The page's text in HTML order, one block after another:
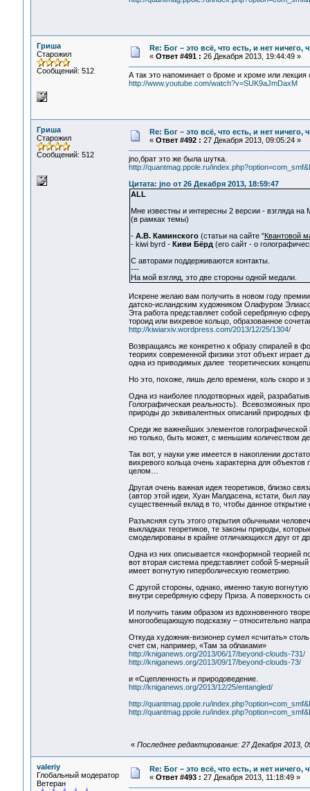
Гриша
Старожил
Сообщений: 512
Re: Бог – это всё, что есть, и нет
« Ответ #491 : 26 Декабря 2013, 19:44:49 »
А так это напоминает о броме и хроме или
http://www.youtube.com/watch?v=SUK9aJmDaxM
Гриша
Старожил
Сообщений: 512
Re: Бог – это всё, что есть, и нет
« Ответ #492 : 27 Декабря 2013, 09:05:24 »
jno,брат это же была шутка.
http://quantmag.ppole.ru/
Цитата: jno от 26 Декабря 2013, 18:59:47
ALL
Мне известны и интересны 2 версии - взгляда на
(в рамках темы)
- А.В. Каминского(статьи на сайте "Квантовой
- kiwi byrd - Киви Бёрд (его сайт - о
С авторами поддерживаются контакты.
---
На мой взгляд, это две стороны одной медали.
Искрене желаю вам получить в новом году
датско-исландским художником Олафуром
Эта работа представляет собой серебряную
тороид или вихревое кольцо, образованное
http://kiwiarxiv.wordpress.com/2013/12/25/1304/
Возвращаясь же конкретно к образу спиралей в
теориях современной физики этот объект играет
одна из приводимых далее теоретических
Но это, похоже, лишь дело времени, коль скоро и
Одна из наиболее плодотворных идей,
Голографическая реальность). Всевозможных
природы до эквивалентных описаний природных
Среди же важнейших элементов
но только, быть может, с меньшим количеством
Так вот, у науки уже имеется в накоплении
вихревого кольца очень характерна для
целом…
Другая очень важная идея теоретиков, близко
(автор этой идеи, Хуан Малдасена, кстати, был
существенный вклад в то, чтобы данное открытие
Разъясняя суть этого открытия обычными
выкладках теоретиков, те законы природы,
смоделированы в крайне отличающихся друг от
Одна из них описывается «конформной теорией
вот вторая система представляет собой 5-
имеет вогнутую гиперболическую геометрию.
С другой стороны, однако, именно такую
внутри серебряную сферу Приза. А поверхность
И получить таким образом из вдохновенного
многообещающую подсказку – относительно
Откуда художник-визионер сумел «считать»
счет см, например, «Там за облаками»
http://kniganews.org/2013/06/17/beyond-clouds-731/
http://kniganews.org/2013/09/17/beyond-clouds-73/
и «Сцепленность и природоведение.
http://kniganews.org/2013/12/25/entangled/
http://quantmag.ppole.ru/
http://quantmag.ppole.ru/
« Последнее редактирование: 27 Декабря 2013,
valeriy
Глобальный модератор
Ветеран
Re: Бог – это всё, что есть, и нет
« Ответ #493 : 27 Декабря 2013, 11:18:49 »